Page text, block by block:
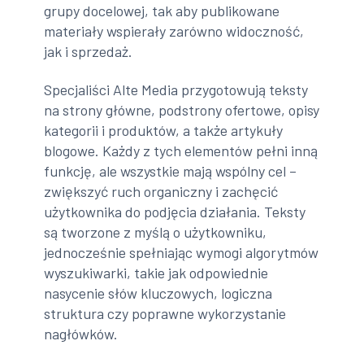
grupy docelowej, tak aby publikowane
materiały wspierały zarówno widoczność,
jak i sprzedaż.
Specjaliści Alte Media przygotowują teksty
na strony główne, podstrony ofertowe, opisy
kategorii i produktów, a także artykuły
blogowe. Każdy z tych elementów pełni inną
funkcję, ale wszystkie mają wspólny cel –
zwiększyć ruch organiczny i zachęcić
użytkownika do podjęcia działania. Teksty
są tworzone z myślą o użytkowniku,
jednocześnie spełniając wymogi algorytmów
wyszukiwarki, takie jak odpowiednie
nasycenie słów kluczowych, logiczna
struktura czy poprawne wykorzystanie
nagłówków.